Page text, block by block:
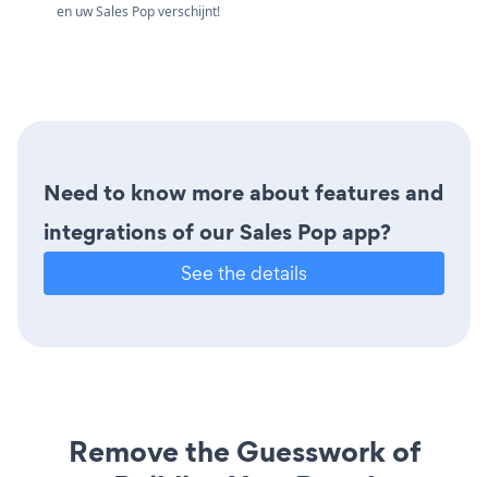
en uw Sales Pop verschijnt!
Need to know more about features and
integrations of our Sales Pop app?
See the details
Remove the Guesswork of